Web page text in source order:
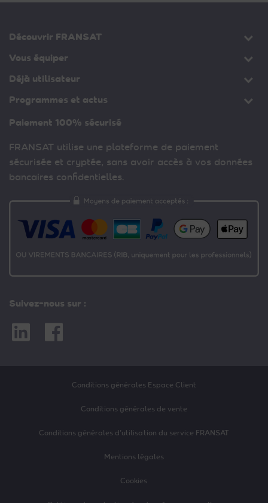
Découvrir FRANSAT
Vous équiper
Déjà utilisateur
Programmes et actus
Paiement 100% sécurisé
FRANSAT utilise une plateforme de paiement
sécurisée et cryptée, sans avoir accès à vos données
bancaires confidentielles.
Suivez-nous sur :
LinkedinFacebook
Conditions générales Espace Client
Conditions générales de vente
Conditions générales d’utilisation du service FRANSAT
Mentions légales
Cookies